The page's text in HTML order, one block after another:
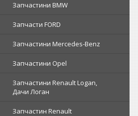
Запчастини BMW
Запчасти FORD
Запчастини Mercedes-Benz
Запчастини Opel
Запчастини Renault Logan,
Дачи Логан
Запчастин Renault